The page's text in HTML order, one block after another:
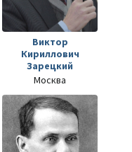
Виктор
Кириллович
Зарецкий
Москва